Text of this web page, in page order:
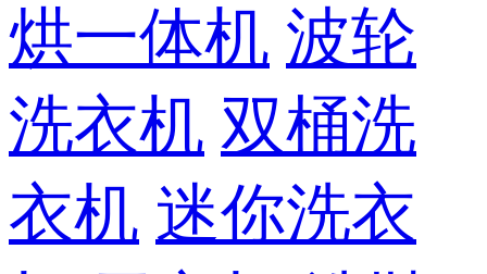
烘一体机 波轮
洗衣机 双桶洗
衣机 迷你洗衣